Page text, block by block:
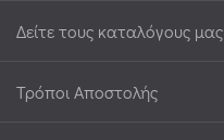
Δείτε τους καταλόγους μας
Τρόποι Αποστολής